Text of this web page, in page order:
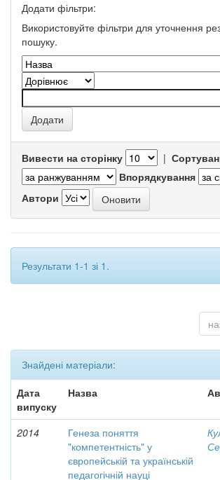
Додати фільтри:
Використовуйте фільтри для уточнення
пошуку.
Вивести на сторінку |
Впорядкування
Автори
Результати 1-1 зі 1.
Знайдені матеріали:
Дата
випуску
Назва
2014
Генеза поняття
"компетентність" у
європейській та українській
педагогічній науці